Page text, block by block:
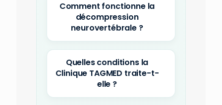
Comment fonctionne la
décompression
neurovertébrale ?
Quelles conditions la
Clinique TAGMED traite-t-
elle ?